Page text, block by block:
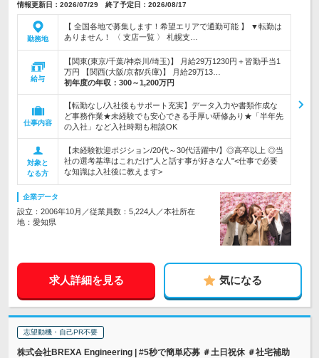
情報更新日：2026/07/29 終了予定日：2026/08/17
勤務地
【 全国各地で募集します！希望エリアで通勤可能 】 ▼転勤は
ありません！ 〈 支店一覧 〉 札幌支…
給与
【関東(東京/千葉/神奈川/埼玉)】 月給29万1230円＋皆勤手当1
万円 【関西(大阪/京都/兵庫)】 月給29万13…
初年度の年収： 300～1,200万円
仕事内容
【転勤なし/入社後もサポート充実】データ入力や書類作成な
ど事務作業★未経験でも安心できる手厚い研修あり★「半年先
の入社」など入社時期も相談OK
対象と
なる方
【未経験歓迎ポジション/20代～30代活躍中/】◎高卒以上 ◎当
社の選考基準はこれだけ"人と話す事が好きな人"<仕事で必要
な知識は入社後に教えます>
企業データ
設立：2006年10月／従業員数：5,224人／本社所在
地：愛知県
求人詳細を見る 気になる
志望動機・自己PR不要
株式会社BREXA Engineering | #5秒で簡単応募 ＃土日祝休 ＃社宅補助